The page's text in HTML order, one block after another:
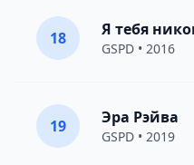
18 Я тебя
GSPD • 2016
19 Эра Рэйва
GSPD • 2019